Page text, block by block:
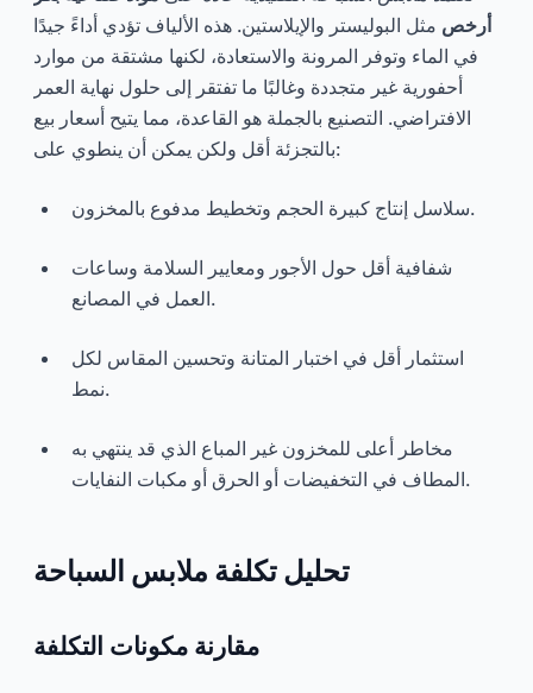
أرخص مثل البوليستر والإيلاستين. هذه الألياف تؤدي أداءً جيدًا
في الماء وتوفر المرونة والاستعادة، لكنها مشتقة من موارد
أحفورية غير متجددة وغالبًا ما تفتقر إلى حلول نهاية العمر
الافتراضي. التصنيع بالجملة هو القاعدة، مما يتيح أسعار بيع
بالتجزئة أقل ولكن يمكن أن ينطوي على:
سلاسل إنتاج كبيرة الحجم وتخطيط مدفوع بالمخزون.
شفافية أقل حول الأجور ومعايير السلامة وساعات
العمل في المصانع.
استثمار أقل في اختبار المتانة وتحسين المقاس لكل
نمط.
مخاطر أعلى للمخزون غير المباع الذي قد ينتهي به
المطاف في التخفيضات أو الحرق أو مكبات النفايات.
تحليل تكلفة ملابس السباحة
مقارنة مكونات التكلفة